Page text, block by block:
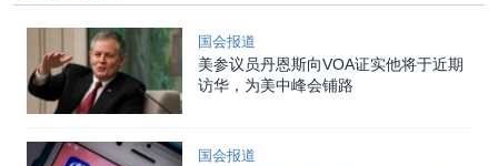
国会报道
美参议员丹恩斯向VOA证实他将于近期
访华，为美中峰会铺路
国会报道